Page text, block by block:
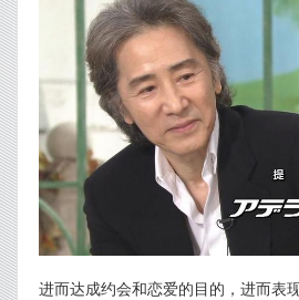
进而达成约会和恋爱的目的，进而表